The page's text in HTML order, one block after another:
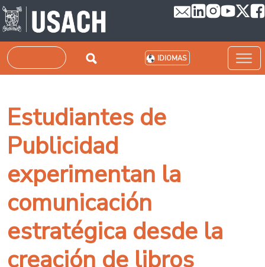
Pasar al contenido principal
Buscar IDIOMAS
Estudiantes de
Publicidad
experimentan la
comunicación
estratégica desde la
creación de libros